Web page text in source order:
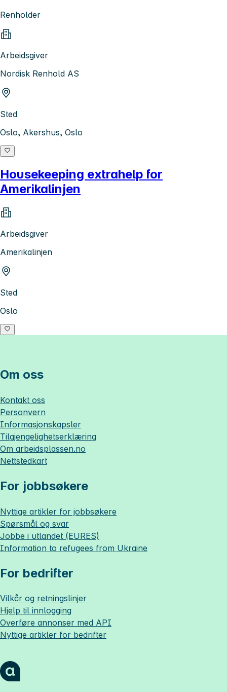
Renholder
Arbeidsgiver
Nordisk Renhold AS
Sted
Oslo, Akershus, Oslo
Housekeeping extrahelp for
Amerikalinjen
Arbeidsgiver
Amerikalinjen
Sted
Oslo
Om oss
Kontakt oss
Personvern
Informasjonskapsler
Tilgjengelighetserklæring
Om arbeidsplassen.no
Nettstedkart
For jobbsøkere
Nyttige artikler for jobbsøkere
Spørsmål og svar
Jobbe i utlandet (EURES)
Information to refugees from Ukraine
For bedrifter
Vilkår og retningslinjer
Hjelp til innlogging
Overføre annonser med API
Nyttige artikler for bedrifter